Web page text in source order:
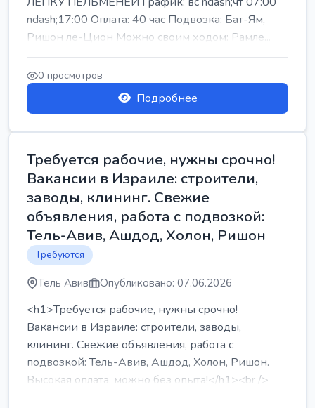
ndash;17:00 Оплата: 40 час Подвозка: Бат-Ям,
Ришон ле-Цион Можно своим ходом: Рамле...
0 просмотров
Подробнее
Требуется рабочие, нужны срочно!
Вакансии в Израиле: строители,
заводы, клининг. Свежие
объявления, работа с подвозкой:
Тель-Авив, Ашдод, Холон, Ришон
Требуются
Тель Авив Опубликовано: 07.06.2026
<h1>Требуется рабочие, нужны срочно!
Вакансии в Израиле: строители, заводы,
клининг. Свежие объявления, работа с
подвозкой: Тель-Авив, Ашдод, Холон, Ришон.
Высокая оплата, можно без опыта!</h1><br />
...